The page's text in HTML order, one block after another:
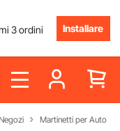
3 ordini
Installare
Martinetti per Auto